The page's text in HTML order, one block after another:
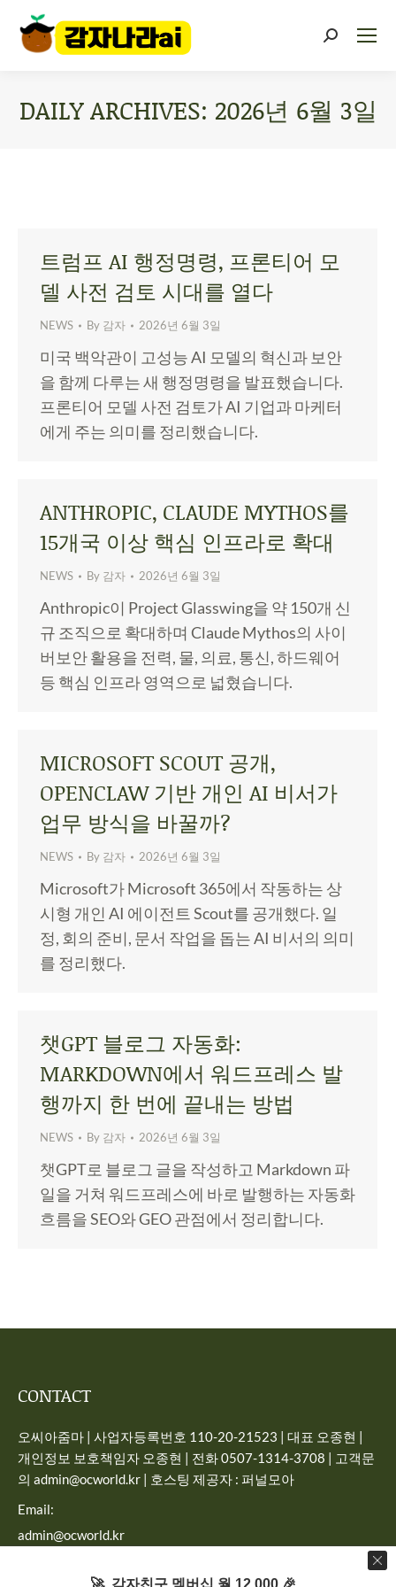
DAILY ARCHIVES: 2026년 6월 3일
트럼프 AI 행정명령, 프론티어 모
델 사전 검토 시대를 열다
NEWS By 감자 2026년 6월 3일
미국 백악관이 고성능 AI 모델의 혁신과 보안
을 함께 다루는 새 행정명령을 발표했습니다.
프론티어 모델 사전 검토가 AI 기업과 마케터
에게 주는 의미를 정리했습니다.
ANTHROPIC, CLAUDE MYTHOS를
15개국 이상 핵심 인프라로 확대
NEWS By 감자 2026년 6월 3일
Anthropic이 Project Glasswing을 약 150개 신
규 조직으로 확대하며 Claude Mythos의 사이
버보안 활용을 전력, 물, 의료, 통신, 하드웨어
등 핵심 인프라 영역으로 넓혔습니다.
MICROSOFT SCOUT 공개,
OPENCLAW 기반 개인 AI 비서가
업무 방식을 바꿀까?
NEWS By 감자 2026년 6월 3일
Microsoft가 Microsoft 365에서 작동하는 상
시형 개인 AI 에이전트 Scout를 공개했다. 일
정, 회의 준비, 문서 작업을 돕는 AI 비서의 의미
를 정리했다.
챗GPT 블로그 자동화:
MARKDOWN에서 워드프레스 발
행까지 한 번에 끝내는 방법
NEWS By 감자 2026년 6월 3일
챗GPT로 블로그 글을 작성하고 Markdown 파
일을 거쳐 워드프레스에 바로 발행하는 자동화
흐름을 SEO와 GEO 관점에서 정리합니다.
CONTACT
오씨아줌마 | 사업자등록번호 110-20-21523 | 대표 오종현 |
개인정보 보호책임자 오종현 | 전화 0507-1314-3708 | 고객문
의 admin@ocworld.kr | 호스팅 제공자 : 퍼널모아
Email:
admin@ocworld.kr
🚀 감자친구 멤버십 월 12,000 🎉